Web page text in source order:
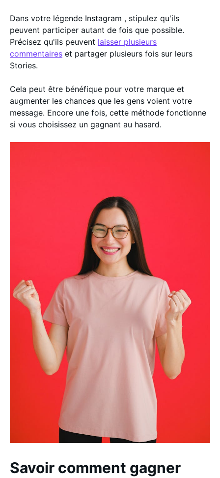
Dans votre légende Instagram , stipulez qu'ils
peuvent participer autant de fois que possible.
Précisez qu'ils peuvent laisser plusieurs
commentaires et partager plusieurs fois sur leurs
Stories.
Cela peut être bénéfique pour votre marque et
augmenter les chances que les gens voient votre
message. Encore une fois, cette méthode fonctionne
si vous choisissez un gagnant au hasard.
Savoir comment gagner